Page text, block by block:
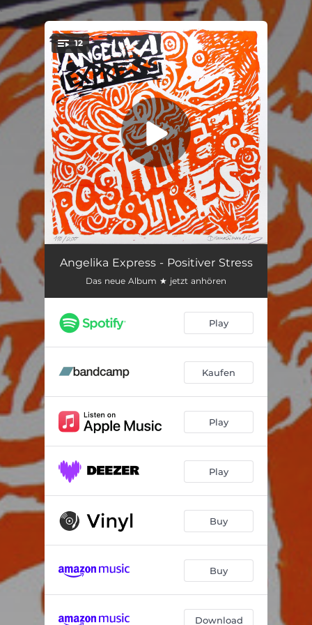
You're all set!
12
Luxuskommunismus 03:35
Bringdienst
1979 02:46
Positiver Stress 03:48
Immunsystem 03:28
Hartes Glück
Aliens United 02:56
SHIFTTASTE KLEMMT 03:18
Kotzbrocken 02:01
Nochmal ganz von vorn 03:19
Angelika Express - Positiver Stress
Das neue Album ★ jetzt anhören
Play
Kaufen
Play
Play
Buy
Buy
Download
.